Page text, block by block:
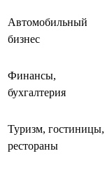
Автомобильный
бизнес
Финансы,
бухгалтерия
Туризм, гостиницы,
рестораны